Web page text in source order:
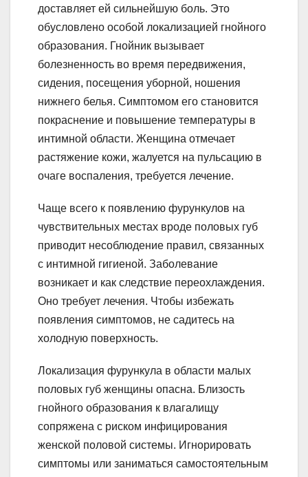
доставляет ей сильнейшую боль. Это
обусловлено особой локализацией гнойного
образования. Гнойник вызывает
болезненность во время передвижения,
сидения, посещения уборной, ношения
нижнего белья. Симптомом его становится
покраснение и повышение температуры в
интимной области. Женщина отмечает
растяжение кожи, жалуется на пульсацию в
очаге воспаления, требуется лечение.
Чаще всего к появлению фурункулов на
чувствительных местах вроде половых губ
приводит несоблюдение правил, связанных
с интимной гигиеной. Заболевание
возникает и как следствие переохлаждения.
Оно требует лечения. Чтобы избежать
появления симптомов, не садитесь на
холодную поверхность.
Локализация фурункула в области малых
половых губ женщины опасна. Близость
гнойного образования к влагалищу
сопряжена с риском инфицирования
женской половой системы. Игнорировать
симптомы или заниматься самостоятельным